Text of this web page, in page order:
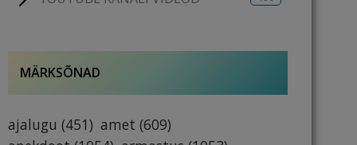
MÄRKSÕNAD
ajalugu (451) amet (609)